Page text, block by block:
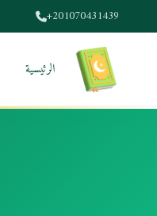
+201070431439
الرئيسية